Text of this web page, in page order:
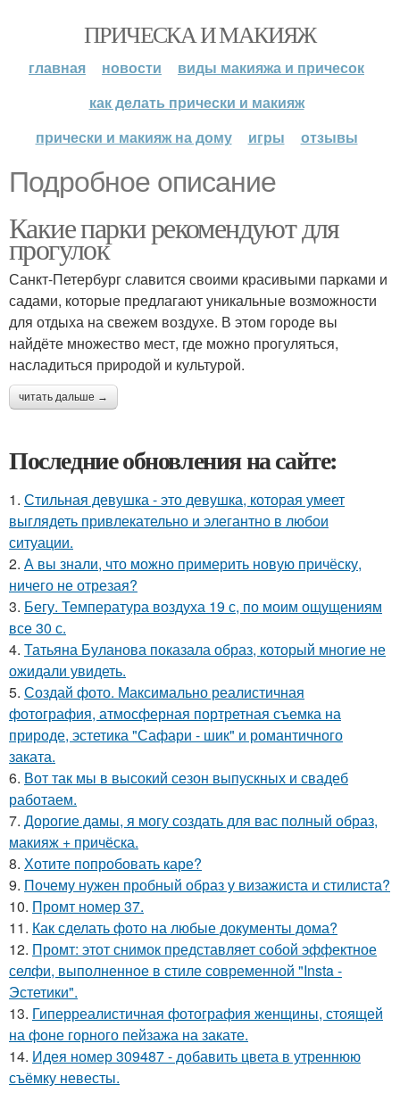
ПРИЧЕСКА И МАКИЯЖ
главная новости
виды макияжа и причесок
как делать прически и макияж
прически и макияж на дому
игры отзывы
Подробное описание
Какие парки рекомендуют для
прогулок
Санкт-Петербург славится своими красивыми парками и
садами, которые предлагают уникальные возможности
для отдыха на свежем воздухе. В этом городе вы
найдёте множество мест, где можно прогуляться,
насладиться природой и культурой.
читать дальше →
Последние обновления на сайте:
1. Стильная девушка - это девушка, которая умеет
выглядеть привлекательно и элегантно в любои
ситуации.
2. А вы знали, что можно примерить новую причёску,
ничего не отрезая?
3. Бегу. Температура воздуха 19 с, по моим ощущениям
все 30 с.
4. Татьяна Буланова показала образ, который многие не
ожидали увидеть.
5. Создай фото. Максимально реалистичная
фотография, атмосферная портретная съемка на
природе, эстетика "Сафари - шик" и романтичного
заката.
6. Вот так мы в высокий сезон выпускных и свадеб
работаем.
7. Дорогие дамы, я могу создать для вас полный образ,
макияж + причёска.
8. Хотите попробовать каре?
9. Почему нужен пробный образ у визажиста и стилиста?
10. Промт номер 37.
11. Как сделать фото на любые документы дома?
12. Промт: этот снимок представляет собой эффектное
селфи, выполненное в стиле современной "Insta -
Эстетики".
13. Гиперреалистичная фотография женщины, стоящей
на фоне горного пейзажа на закате.
14. Идея номер 309487 - добавить цвета в утреннюю
съёмку невесты.